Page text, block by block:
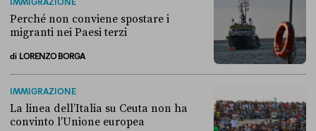
Perché non conviene spostare i
migranti nei Paesi terzi
di LORENZO BORGA
IMMIGRAZIONE
La linea dell’Italia su Ceuta non ha
convinto l’Unione europea